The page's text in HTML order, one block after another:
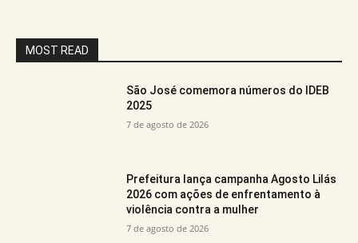
MOST READ
São José comemora números do IDEB
2025
7 de agosto de 2026
Prefeitura lança campanha Agosto Lilás
2026 com ações de enfrentamento à
violência contra a mulher
7 de agosto de 2026